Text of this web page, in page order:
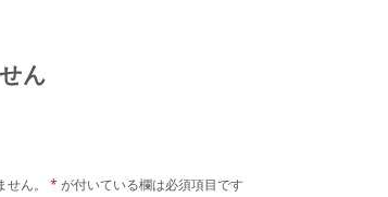
ん
ん。 * が付いている欄は必須項目です